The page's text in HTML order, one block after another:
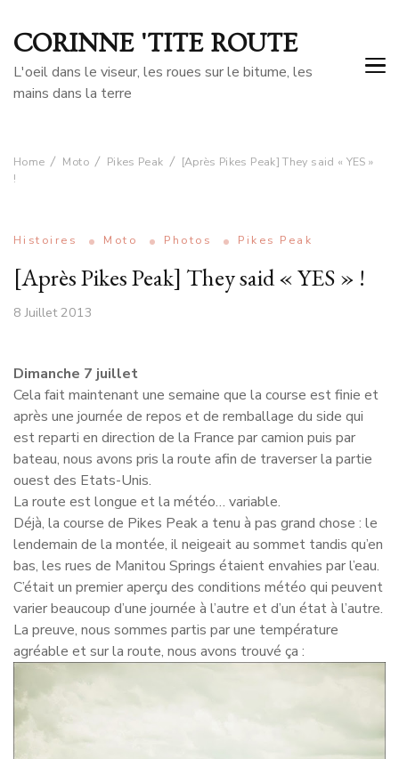
CORINNE 'TITE ROUTE
L'oeil dans le viseur, les roues sur le bitume, les
mains dans la terre
Home Moto Pikes Peak
[Après Pikes Peak] They said « YES »
!
Histoires Moto Photos Pikes Peak
[Après Pikes Peak] They said « YES » !
8 Juillet 2013
Dimanche 7 juillet
Cela fait maintenant une semaine que la course est finie et
après une journée de repos et de remballage du side qui
est reparti en direction de la France par camion puis par
bateau, nous avons pris la route afin de traverser la partie
ouest des Etats-Unis.
La route est longue et la météo… variable.
Déjà, la course de Pikes Peak a tenu à pas grand chose : le
lendemain de la montée, il neigeait au sommet tandis qu’en
bas, les rues de Manitou Springs étaient envahies par l’eau.
C’était un premier aperçu des conditions météo qui peuvent
varier beaucoup d’une journée à l’autre et d’un état à l’autre.
La preuve, nous sommes partis par une température
agréable et sur la route, nous avons trouvé ça :